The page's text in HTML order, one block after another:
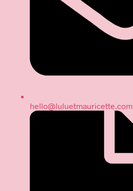
hello@luluetmauricette.com